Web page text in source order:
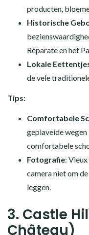
producten,
Historische
Réparate en het
Lokale
de vele
Tips:
Comfortabele
geplaveide
comfortabele
Fotografie:
camera niet om
leggen.
3. Castle
Château)